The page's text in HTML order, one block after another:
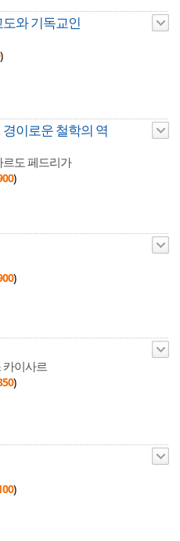
와 기독교인
)
이로운 철학의 역
도 페드리가
)
)
이사르
)
)